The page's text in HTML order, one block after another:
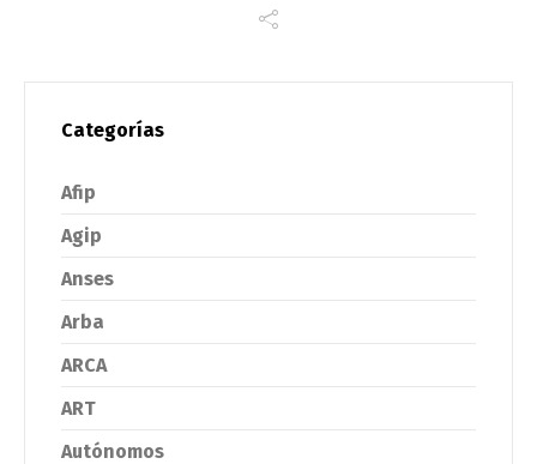
Categorías
Afip
Agip
Anses
Arba
ARCA
ART
Autónomos